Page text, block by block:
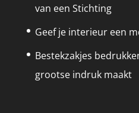
van een Stichting
Geef je interieur een
Bestekzakjes
grootse indruk maakt